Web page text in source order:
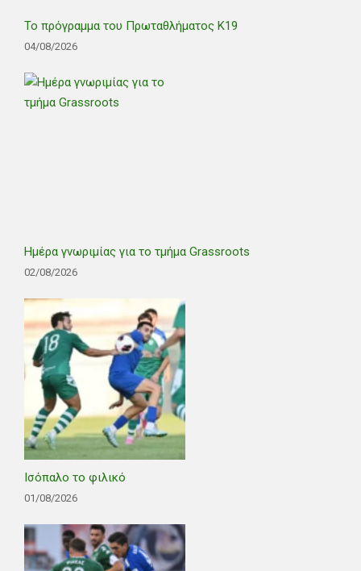
Το πρόγραμμα του Πρωταθλήματος Κ19
04/08/2026
Ημέρα γνωριμίας για το τμήμα Grassroots
02/08/2026
Ισόπαλο το φιλικό
01/08/2026